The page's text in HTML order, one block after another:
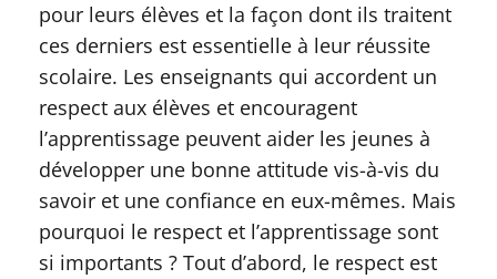
pour leurs élèves et la façon dont ils traitent
ces derniers est essentielle à leur réussite
scolaire. Les enseignants qui accordent un
respect aux élèves et encouragent
l’apprentissage peuvent aider les jeunes à
développer une bonne attitude vis-à-vis du
savoir et une confiance en eux-mêmes. Mais
pourquoi le respect et l’apprentissage sont
si importants ? Tout d’abord, le respect est